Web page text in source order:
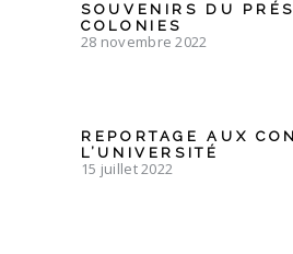
SOUVENIRS DU
COLONIES
28 novembre 2022
REPORTAGE AUX
L’UNIVERSITÉ
15 juillet 2022